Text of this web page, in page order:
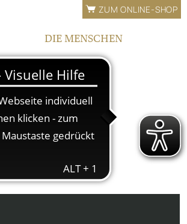
DIE MENSCHEN
FAMILIE
TEAM
ÖFFNUNGSZEITEN
ZUM ONLINE-SHOP